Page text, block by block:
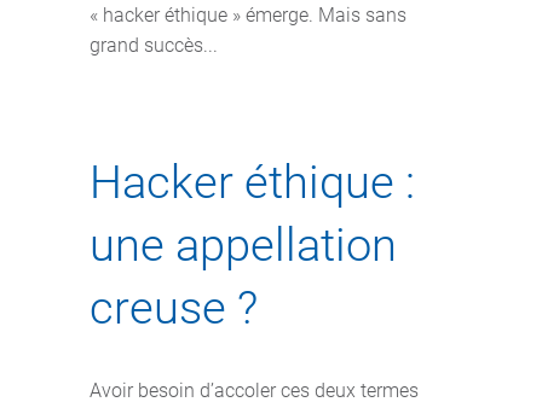
« hacker éthique » émerge. Mais sans
grand succès...
Hacker éthique :
une appellation
creuse ?
Avoir besoin d’accoler ces deux termes